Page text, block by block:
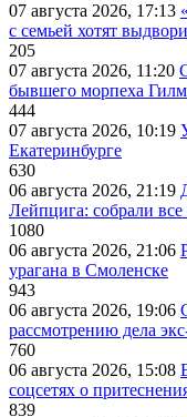
07 августа 2026, 17:13
с семьей хотят
205
07 августа 2026, 11:20
бывшего морпеха
444
07 августа 2026, 10:19
Екатеринбурге
630
06 августа 2026, 21:19
Лейпцига: собрали
1080
06 августа 2026, 21:06
урагана в Смоленске
943
06 августа 2026, 19:06
рассмотрению дела
760
06 августа 2026, 15:08
соцсетях о
839